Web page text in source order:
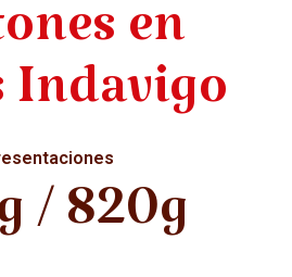
en
Indavigo
/ 820g